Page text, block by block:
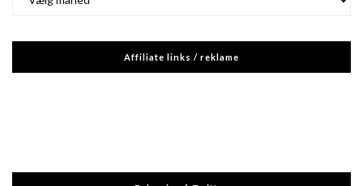
Affiliate links / reklame